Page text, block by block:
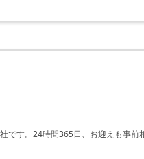
です。24時間365日、お迎えも事前